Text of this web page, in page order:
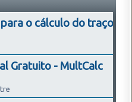
o cálculo do traço
Gratuito - MultCalc